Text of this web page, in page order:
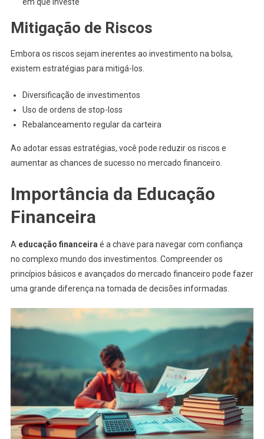
Mitigação de Riscos
Embora os riscos sejam inerentes ao investimento na bolsa,
existem estratégias para mitigá-los.
Diversificação de investimentos
Uso de ordens de stop-loss
Rebalanceamento regular da carteira
Ao adotar essas estratégias, você pode reduzir os riscos e
aumentar as chances de sucesso no mercado financeiro.
Importância da Educação
Financeira
A educação financeira é a chave para navegar com confiança
no complexo mundo dos investimentos. Compreender os
princípios básicos e avançados do mercado financeiro pode fazer
uma grande diferença na tomada de decisões informadas.